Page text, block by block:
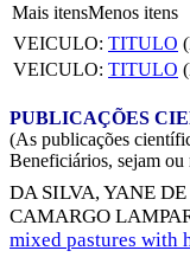
Mais itensMenos itens
VEICULO: TITULO
VEICULO: TITULO
PUBLICAÇÕES
(As publicações
Beneficiários, sejam ou
DA SILVA, YANE
CAMARGO
mixed pastures with